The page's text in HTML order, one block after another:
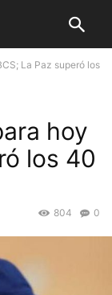
La Paz superó los
hoy
los 40
0
804